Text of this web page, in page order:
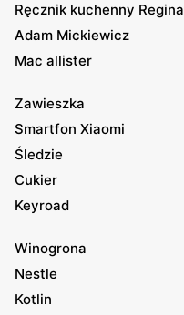
Ręcznik kuchenny Regina
Adam Mickiewicz
Mac allister
Zawieszka
Smartfon Xiaomi
Śledzie
Cukier
Keyroad
Winogrona
Nestle
Kotlin